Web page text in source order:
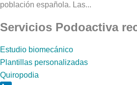
población española. Las...
Servicios Podoactiva
Estudio biomecánico
Plantillas personalizadas
Quiropodia